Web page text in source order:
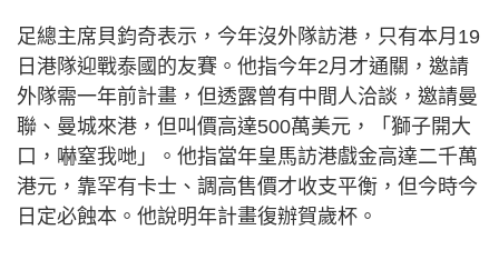
足總主席貝鈞奇表示，今年沒外隊訪港，只有本月19
日港隊迎戰泰國的友賽。他指今年2月才通關，邀請
外隊需一年前計畫，但透露曾有中間人洽談，邀請曼
聯、曼城來港，但叫價高達500萬美元，「獅子開大
口，嚇窒我哋」。他指當年皇馬訪港戲金高達二千萬
港元，靠罕有卡士、調高售價才收支平衡，但今時今
日定必蝕本。他說明年計畫復辦賀歲杯。